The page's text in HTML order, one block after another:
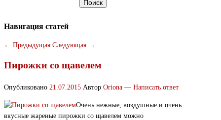
Навигация статей
← Предыдущая Следующая →
Пирожки со щавелем
Опубликовано 21.07.2015 Автор Oriona — Написать ответ
Очень нежные, воздушные и очень
вкусные жареные пирожки со щавелем можно